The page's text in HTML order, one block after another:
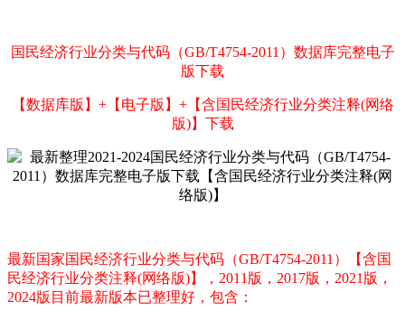
国民经济行业分类与代码（GB/T4754-2011）数据库完整电子
版下载
【数据库版】+【电子版】+【含国民经济行业分类注释(网络
版)】 下载
最新国家国民经济行业分类与代码（GB/T4754-2011）【含国
民经济行业分类注释(网络版)】， 2011版， 2017版， 2021版，
2024版目前最新版本已整理好，包含：